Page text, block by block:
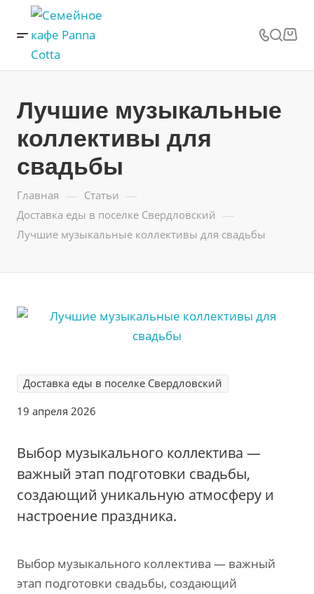
Лучшие музыкальные
коллективы для
свадьбы
Главная — Статьи —
Доставка еды в поселке Свердловский —
Лучшие музыкальные коллективы для свадьбы
Доставка еды в поселке Свердловский
19 апреля 2026
Выбор музыкального коллектива —
важный этап подготовки свадьбы‚
создающий уникальную атмосферу и
настроение праздника.
Выбор музыкального коллектива — важный
этап подготовки свадьбы‚ создающий